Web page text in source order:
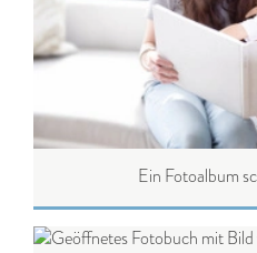
Ein Fotoalbum